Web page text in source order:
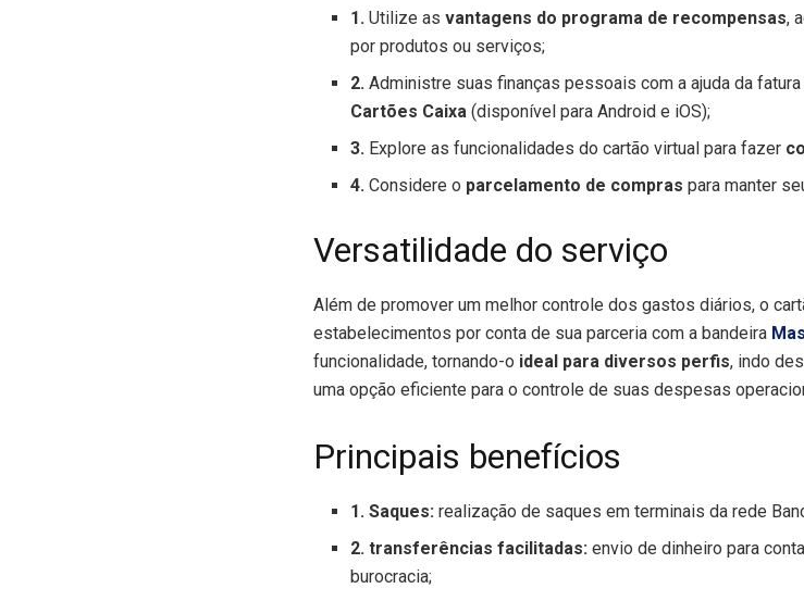
1.Utilize asvantagens do programa de recompensas,
por produtos ou serviços;
2.Administre suas finanças pessoais com a ajuda da
Cartões Caixa (disponível para Android e iOS);
3. Explore as funcionalidades do cartão virtual para fazer
4.Considere o parcelamento de compras para manter
Versatilidade do serviço
Além de promover um melhor controle dos gastos diários, o
estabelecimentos por conta de sua parceria com a bandeira
funcionalidade, tornando-o ideal para diversos perfis, indo
uma opção eficiente para o controle de suas despesas
Principais benefícios
1. Saques: realização de saques em terminais da rede
2. transferências facilitadas: envio de dinheiro para
burocracia;